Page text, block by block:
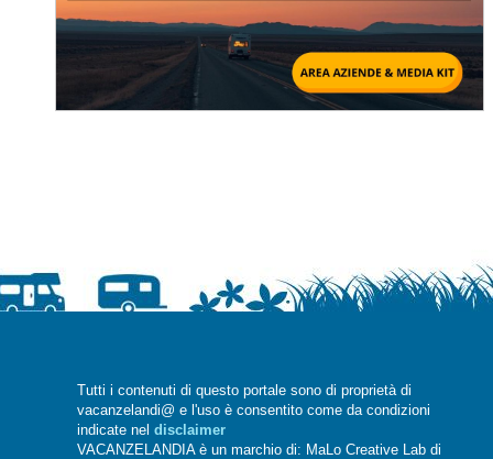
Tutti i contenuti di questo portale sono di proprietà di
vacanzelandi@ e l'uso è consentito come da condizioni
indicate nel disclaimer
VACANZELANDIA è un marchio di: MaLo Creative Lab di